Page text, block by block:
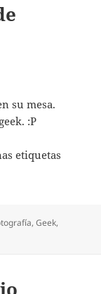
su mesa.
:P
etiquetas
,Geek,